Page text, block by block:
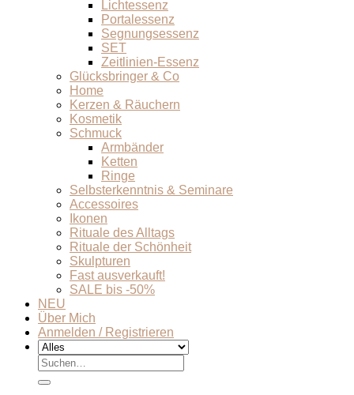
Lichtessenz
Portalessenz
Segnungsessenz
SET
Zeitlinien-Essenz
Glücksbringer & Co
Home
Kerzen & Räuchern
Kosmetik
Schmuck
Armbänder
Ketten
Ringe
Selbsterkenntnis & Seminare
Accessoires
Ikonen
Rituale des Alltags
Rituale der Schönheit
Skulpturen
Fast ausverkauft!
SALE bis -50%
NEU
Über Mich
Anmelden / Registrieren
Suchen
nach: